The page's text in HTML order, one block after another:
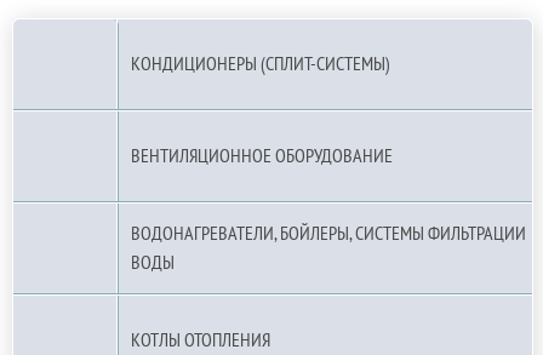
КОНДИЦИОНЕРЫ (СПЛИТ-СИСТЕМЫ)
ВЕНТИЛЯЦИОННОЕ ОБОРУДОВАНИЕ
ВОДОНАГРЕВАТЕЛИ, БОЙЛЕРЫ, СИСТЕМЫ ФИЛЬТРАЦИИ
ВОДЫ
КОТЛЫ ОТОПЛЕНИЯ